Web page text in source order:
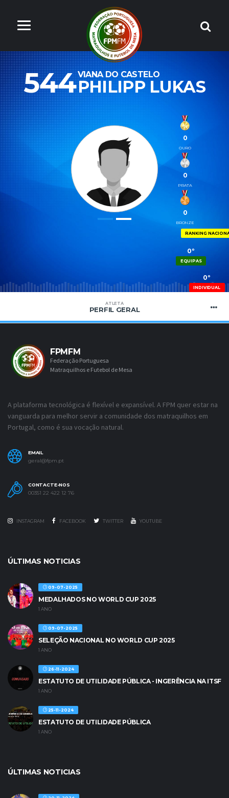
544VIANA DO CASTELO
PHILIPP LUKAS
0
OURO
0
PRATA
0
BRONZE
RANKING
0º
EQUIPAS
0º
INDIVIDUAL
ATLETA
PERFIL GERAL
FPMFM
Federação Portuguesa
Matraquilhos e Futebol de Mesa
A plataforma tecnológica é flexível e expansível. A FPM quer estar na
vanguarda para melhor servir a comunidade dos matraquilhos em
Portugal, como é sua vocação natural.
EMAIL
geral@fpm.pt
CONTACTE-NOS
00351 22 422 12 76
INSTAGRAM FACEBOOK TWITTER YOUTUBE
ÚLTIMAS NOTICIAS
09-07-2025
MEDALHADOS NO WORLD CUP 2025
1 ANO
09-07-2025
SELEÇÃO NACIONAL NO WORLD CUP 2025
1 ANO
26-11-2024
ESTATUTO DE UTILIDADE PÚBLICA - INGERÊNCIA NA ITSF
1 ANO
25-11-2024
ESTATUTO DE UTILIDADE PÚBLICA
1 ANO
ÚLTIMAS NOTICIAS